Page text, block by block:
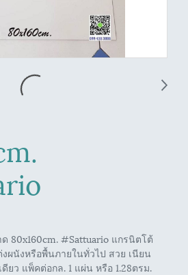
80x160cm. #Sattuario แกรนิตโต้
นังหรือพื้นภายในทั่วไป สวย เนียน
ยว แพ็คต่อกล. 1 แผ่น หรือ 1.28ตรม.